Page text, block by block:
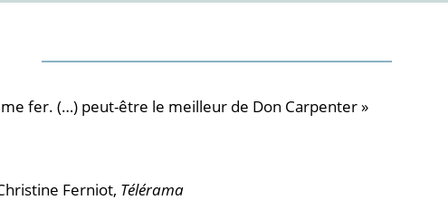
fer. (…) peut-être le meilleur de Don Carpenter »
Ferniot, Télérama